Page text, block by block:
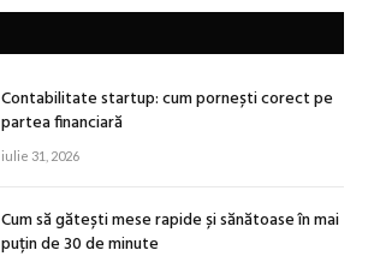
Contabilitate startup: cum pornești corect pe
partea financiară
iulie 31, 2026
Cum să gătești mese rapide și sănătoase în mai
puțin de 30 de minute